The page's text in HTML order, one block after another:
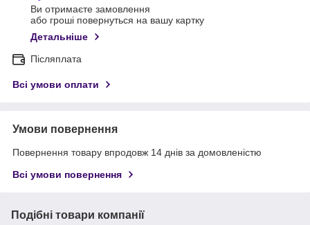
Ви отримаєте замовлення
або гроші повернуться на вашу картку
Детальніше
Післяплата
Всі умови оплати
Умови повернення
Повернення товару впродовж 14 днів за домовленістю
Всі умови повернення
Подібні товари компанії